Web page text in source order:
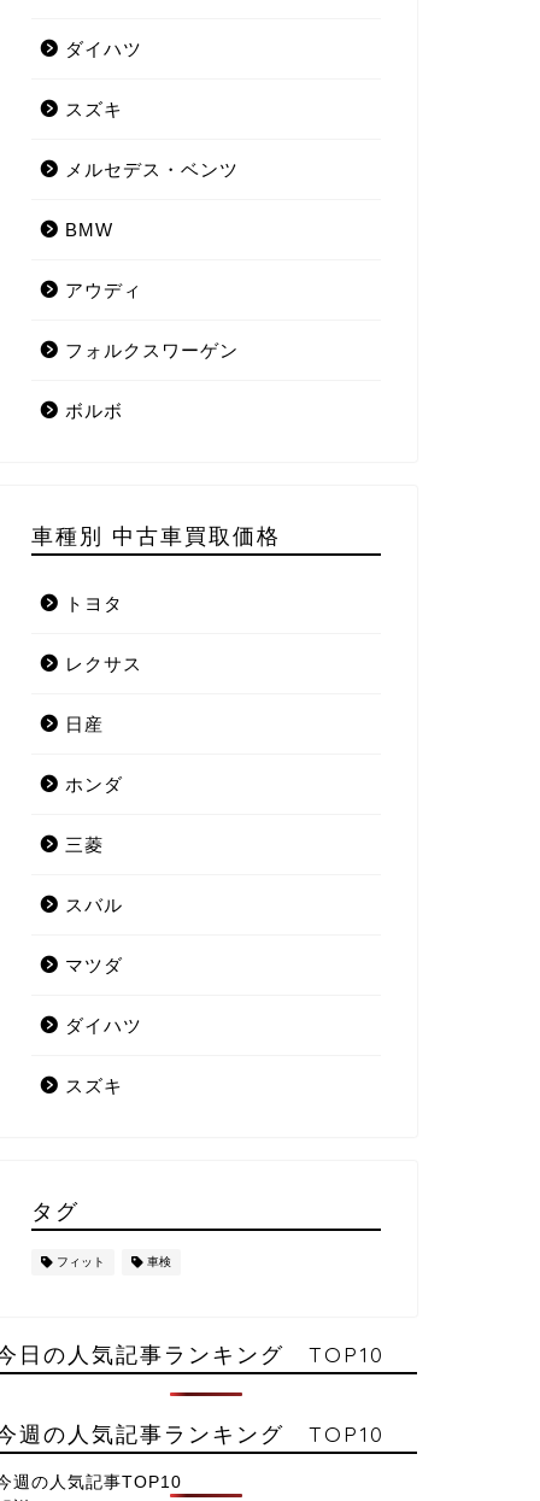
ダイハツ
スズキ
メルセデス・ベンツ
BMW
アウディ
フォルクスワーゲン
ボルボ
車種別 中古車買取価格
トヨタ
レクサス
日産
ホンダ
三菱
スバル
マツダ
ダイハツ
スズキ
タグ
フィット 車検
日の人気記事ランキング TOP10
週の人気記事ランキング TOP10
週の人気記事TOP10